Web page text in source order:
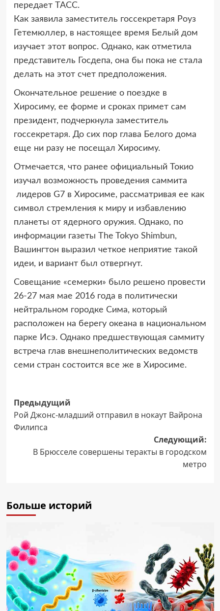
передает ТАСС.
Как заявила заместитель госсекретаря Роуз
Гетемюллер, в настоящее время Белый дом
изучает этот вопрос. Однако, как отметила
представитель Госдепа, она бы пока не стала
делать на этот счет предположения.
Окончательное решение о поездке в
Хиросиму, ее форме и сроках примет сам
президент, подчеркнула заместитель
госсекретаря. До сих пор глава Белого дома
еще ни разу не посещал Хиросиму.
Отмечается, что ранее официальный Токио
изучал возможность проведения саммита
лидеров G7 в Хиросиме, рассматривая ее как
символ стремления к миру и избавлению
планеты от ядерного оружия. Однако, по
информации газеты The Tokyo Shimbun,
Вашингтон выразил четкое неприятие такой
идеи, и вариант был отвергнут.
Совещание «семерки» было решено провести
26-27 мая мае 2016 года в политически
нейтральном городке Сима, который
расположен на берегу океана в национальном
парке Исэ. Однако предшествующая саммиту
встреча глав внешнеполитических ведомств
семи стран состоится все же в Хиросиме.
Навигация
записи
Предыдущий
Рой Джонс-младший отправил в нокаут Вайрона
Филипса
Следующий:
В Брюсселе совершены теракты в городском
метро
Больше историй